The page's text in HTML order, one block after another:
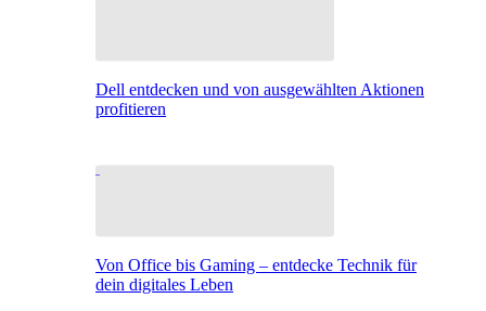
Dell entdecken und von ausgewählten Aktionen
profitieren
Von Office bis Gaming – entdecke Technik für
dein digitales Leben